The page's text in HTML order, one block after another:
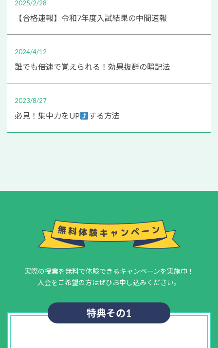
2025/2/28
【合格速報】令和7年度入試結果の中間速報
2024/4/12
誰でも倍速で覚えられる！効果抜群の暗記法
2023/8/27
必見！集中力をUP する方法
実際の授業を無料で体験できるキャンペーンを実施中！
入会をご希望の方はぜひお申し込みください。
特典その1